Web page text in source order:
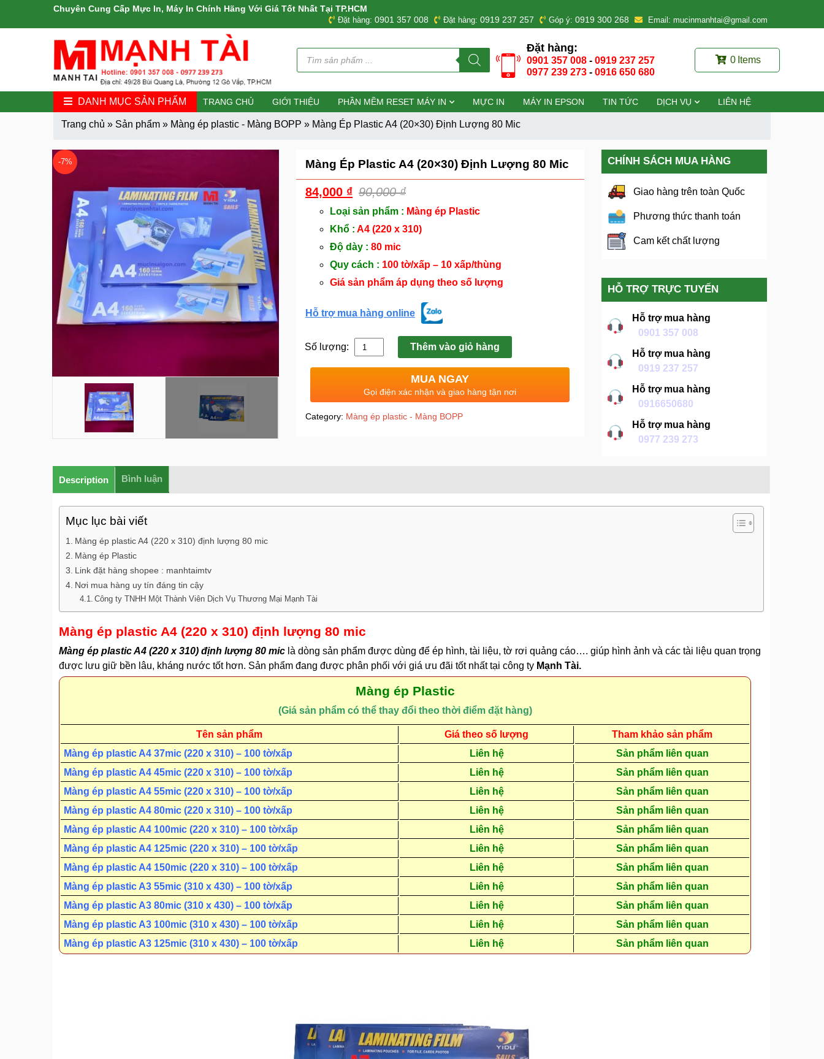
Chuyên Cung Cấp Mực In, Máy In Chính Hãng Với Giá Tốt Nhất Tại TP.HCM
Đặt hàng: 0901 357 008 Đặt hàng: 0919 237 257 Góp ý: 0919 300 268 Email: mucinmanhtai@gmail.com
Tìm
kiếm
sản
Đặt hàng:
0901 357 008- 0919 237 257
0977 239 273- 0916 650 680
0 Items
DANH MỤC SẢN PHẨM TRANG CHỦ GIỚI THIỆU PHẦN MỀM RESET MÁY IN MỰC IN MÁY IN EPSON TIN TỨC DỊCH VỤ LIÊN HỆ
Trang chủ » Sản phẩm» Màng ép plastic - Màng BOPP » Màng Ép Plastic A4 (20×30) Định Lượng 80 Mic
-7% Màng Ép Plastic A4 (20×30) Định Lượng 80 Mic
90,000₫
84,000 ₫
Loại sản phẩm : Màng ép Plastic
Khổ : A4 (220 x 310)
Độ dày : 80 mic
Quy cách : 100 tờ/xấp – 10 xấp/thùng
Giá sản phẩm áp dụng theo số lượng
Hỗ trợ mua hàng online
Số lượng: Thêm vào giỏ hàng
MUA NGAY
Gọi điện xác nhận và giao hàng tận nơi
Category: Màng ép plastic - Màng BOPP
CHÍNH SÁCH MUA HÀNG
Giao hàng trên toàn Quốc
Phương thức thanh toán
Cam kết chất lượng
HỖ TRỢ TRỰC TUYẾN
Hỗ trợ mua hàng
0901 357 008
Hỗ trợ mua hàng
0919 237 257
Hỗ trợ mua hàng
0916650680
Hỗ trợ mua hàng
0977 239 273
Description Bình luận
Mục lục bài viết
Màng ép plastic A4 (220 x 310) định lượng 80 mic
Màng ép Plastic
Link đặt hàng shopee : manhtaimtv
Nơi mua hàng uy tín đáng tin cậy
Công ty TNHH Một Thành Viên Dịch Vụ Thương Mại Mạnh Tài
Màng ép plastic A4 (220 x 310) định lượng 80 mic
Màng ép plastic A4 (220 x 310) định lượng 80 mic là dòng sản phẩm được dùng để ép hình, tài liệu, tờ rơi quảng cáo…. giúp hình ảnh và các tài liệu quan trọng
được lưu giữ bền lâu, kháng nước tốt hơn. Sản phẩm đang được phân phối với giá ưu đãi tốt nhất tại công ty Mạnh Tài.
Màng ép Plastic
(Giá sản phẩm có thể thay đổi theo thời điểm đặt hàng)
Tên sản phẩm Giá theo số lượng
Tham khảo sản phẩm
Màng ép plastic A4 37mic (220 x 310) – 100 tờ/xấp
Liên hệ
Sản phẩm liên quan
Màng ép plastic A4 45mic (220 x 310) – 100 tờ/xấp
Liên hệ
Sản phẩm liên quan
Màng ép plastic A4 55mic (220 x 310) – 100 tờ/xấp
Liên hệ
Sản phẩm liên quan
Màng ép plastic A4 80mic (220 x 310) – 100 tờ/xấp
Liên hệ
Sản phẩm liên quan
Màng ép plastic A4 100mic (220 x 310) – 100 tờ/xấp
Liên hệ
Sản phẩm liên quan
Màng ép plastic A4 125mic (220 x 310) – 100 tờ/xấp
Liên hệ
Sản phẩm liên quan
Màng ép plastic A4 150mic (220 x 310) – 100 tờ/xấp
Liên hệ
Sản phẩm liên quan
Màng ép plastic A3 55mic (310 x 430) – 100 tờ/xấp
Liên hệ
Sản phẩm liên quan
Màng ép plastic A3 80mic (310 x 430) – 100 tờ/xấp
Liên hệ
Sản phẩm liên quan
Màng ép plastic A3 100mic (310 x 430) – 100 tờ/xấp
Liên hệ
Sản phẩm liên quan
Màng ép plastic A3 125mic (310 x 430) – 100 tờ/xấp
Liên hệ Sản phẩm liên quan